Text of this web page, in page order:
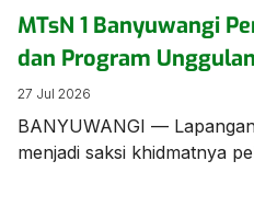
MTsN 1 Banyuwangi
dan Program
Bendera Berbahasa
27 Jul 2026
BANYUWANGI —
menjadi saksi khidmatnya